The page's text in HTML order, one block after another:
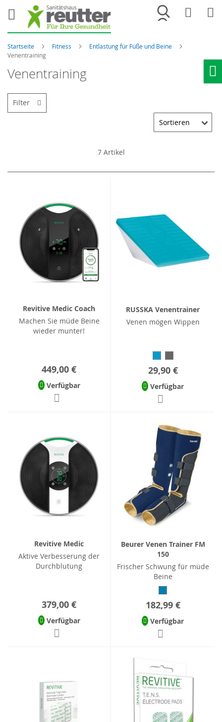
Merkliste
Startseite Fitness
Entlastung für Füße und Beine
Venentraining
Venentraining
7Artikel
Revitive Medic Coach
Machen Sie müde Beine
wieder munter!
449,00 €
Verfügbar
RUSSKA Venentrainer
Venen mögen Wippen
29,90 €
Verfügbar
Revitive Medic
Aktive Verbesserung der
Durchblutung
379,00 €
Verfügbar
Beurer Venen Trainer FM
150
Frischer Schwung für müde
Beine
182,99 €
Verfügbar
Filter